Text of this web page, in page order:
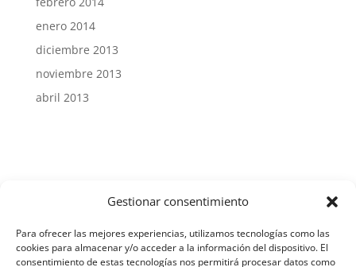
Gestionar consentimiento
Para ofrecer las mejores experiencias, utilizamos tecnologías como las
cookies para almacenar y/o acceder a la información del dispositivo. El
consentimiento de estas tecnologías nos permitirá procesar datos como
enero 2014
diciembre 2013
noviembre 2013
abril 2013
Aviso Legal y Protección de Datos